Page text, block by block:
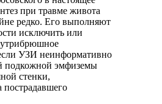
при травме живота
редко. Его выполняют
исключить или
УЗИ неинформативно
подкожной эмфиземы
стенки,
пострадавшего